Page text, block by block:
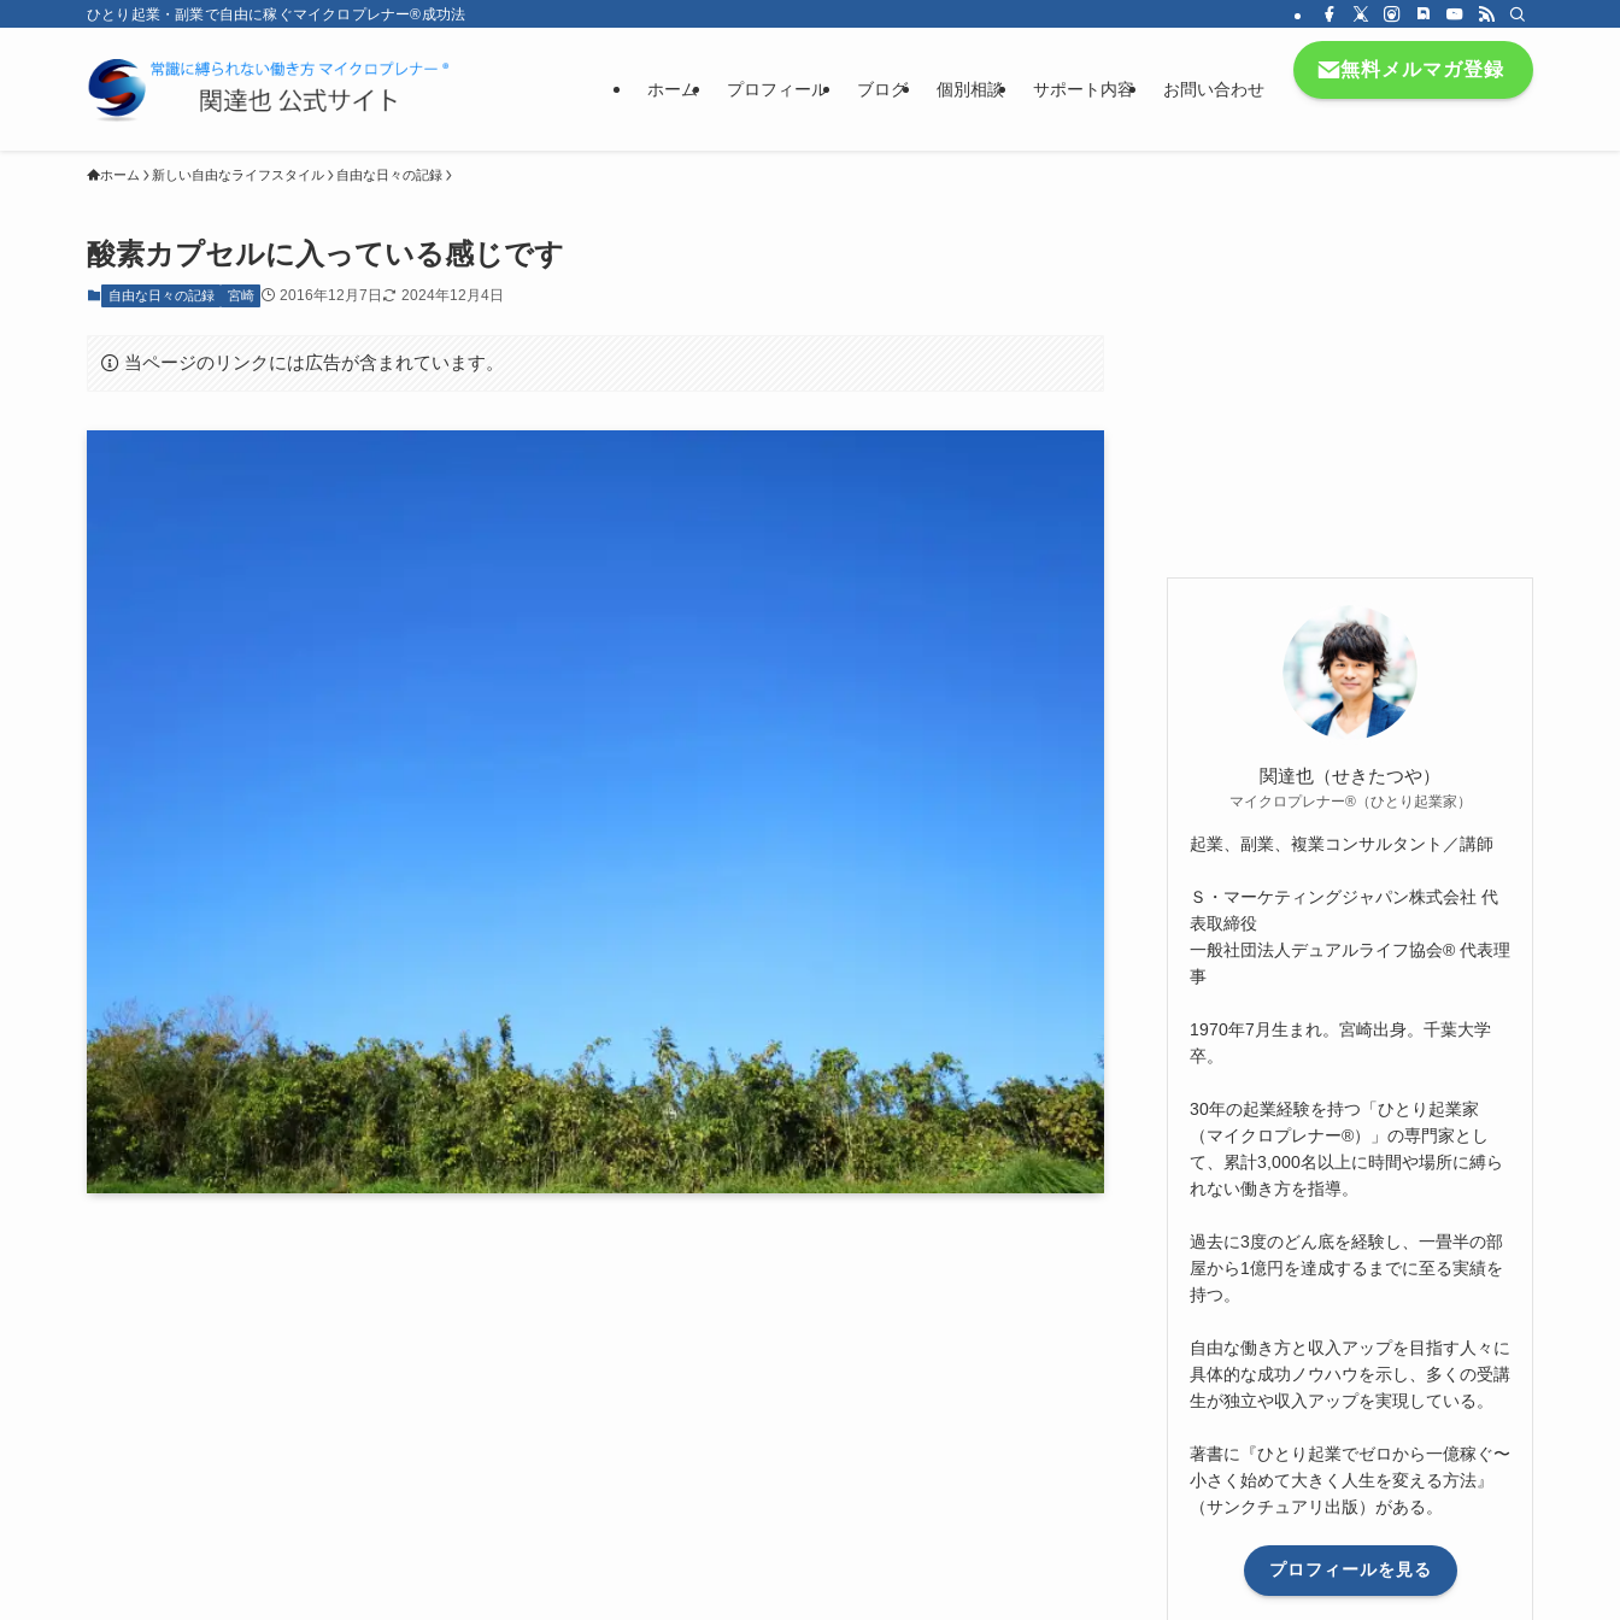
ひとり起業・副業で自由に稼ぐマイクロプレナー®成功法
ホーム プロフィール ブログ 個別相談 サポート内容 お問い合わせ
無料メルマガ登録
ホーム 新しい自由なライフスタイル 自由な日々の記録
酸素カプセルに入っている感じです
自由な日々の記録 宮崎 2016年12月7日 2024年12月4日
当ページのリンクには広告が含まれています。
関達也（せきたつや）
マイクロプレナー®（ひとり起業家）
起業、副業、複業コンサルタント／講師
Ｓ・マーケティングジャパン株式会社 代
表取締役
一般社団法人デュアルライフ協会® 代表理
事
1970年7月生まれ。宮崎出身。千葉大学
卒。
30年の起業経験を持つ「ひとり起業家
（マイクロプレナー®）」の専門家とし
て、累計3,000名以上に時間や場所に縛ら
れない働き方を指導。
過去に3度のどん底を経験し、一畳半の部
屋から1億円を達成するまでに至る実績を
持つ。
自由な働き方と収入アップを目指す人々に
具体的な成功ノウハウを示し、多くの受講
生が独立や収入アップを実現している。
著書に『ひとり起業でゼロから一億稼ぐ〜
小さく始めて大きく人生を変える方法』
（サンクチュアリ出版）がある。
プロフィールを見る